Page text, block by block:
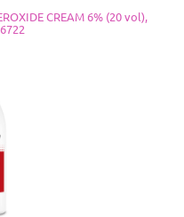
CREAM 6% (20 vol),